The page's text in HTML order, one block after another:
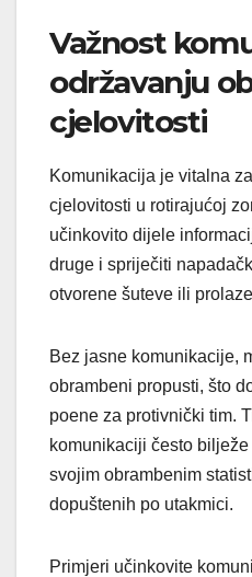
Važnost
održavanju
cjelovitosti
Komunikacija je vitalna
cjelovitosti u rotirajućoj
učinkovito dijele
druge i spriječiti
otvorene šuteve ili
Bez jasne komunikacije,
obrambeni propusti, što
poene za protivnički tim.
komunikaciji često
svojim obrambenim
dopuštenih po utakmici.
Primjeri učinkovite